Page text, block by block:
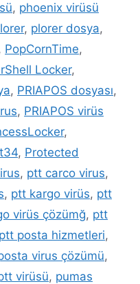
, phoenix virüsü
, plorer dosya,
PopCornTime,
Locker,
, PRIAPOS dosyası,
, PRIAPOS virüs
,
, Protected
, ptt carco virus,
, ptt kargo virüs, ptt
virüs çözümğ, ptt
ptt posta hizmetleri,
virus çözümü,
virüsü, pumas